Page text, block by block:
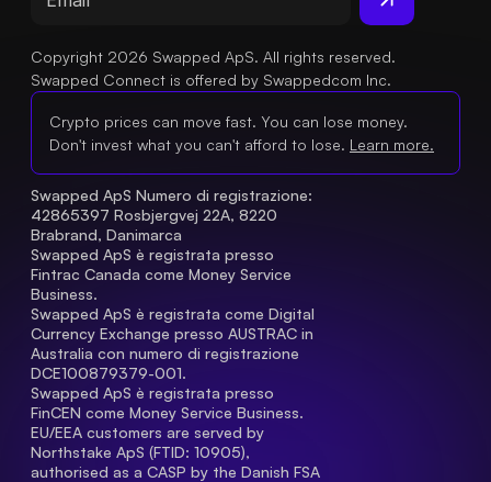
Copyright 2026 Swapped ApS. All rights reserved.
Swapped Connect is offered by Swappedcom Inc.
Crypto prices can move fast. You can lose money.
Don't invest what you can't afford to lose. Learn more.
Swapped ApS Numero di registrazione:
42865397 Rosbjergvej 22A, 8220
Brabrand, Danimarca
Swapped ApS è registrata presso
Fintrac Canada come Money Service
Business.
Swapped ApS è registrata come Digital
Currency Exchange presso AUSTRAC in
Australia con numero di registrazione
DCE100879379-001.
Swapped ApS è registrata presso
FinCEN come Money Service Business.
EU/EEA customers are served by
Northstake ApS (FTID: 10905),
authorised as a CASP by the Danish FSA